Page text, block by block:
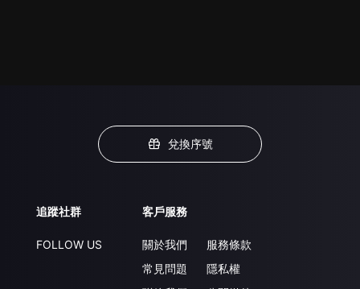
兌換序號
追蹤社群
FOLLOW US
客戶服務
關於我們
常見問題
服務條款
隱私權